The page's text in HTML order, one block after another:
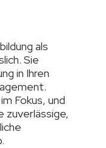
als
Sie
in Ihren
Fokus, und
zuverlässige,